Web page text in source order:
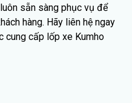
sẵn sàng phục vụ để
hàng. Hãy liên hệ ngay
cung cấp lốp xe Kumho